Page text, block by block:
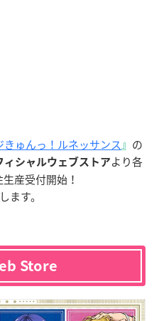
きゅんっ！ルネッサンス』 の
ィシャルウェブストア より各
産受付開始！
ます。
Store